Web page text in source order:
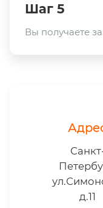
Шаг 5
Вы получаете
д.11